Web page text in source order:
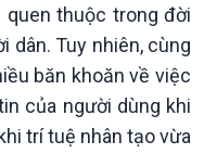
cương - Một dải vững
thuộc trong đời
dân. Tuy nhiên, cùng
băn khoăn về việc
của người dùng khi
trí tuệ nhân tạo vừa